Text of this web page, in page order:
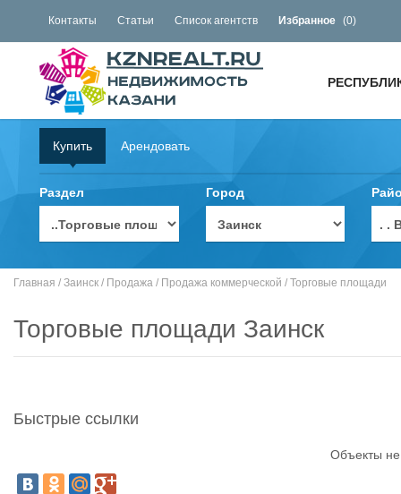
Контакты Статьи Список агентств Избранное (0)
Купить Арендовать
Раздел Город
. .
Главная / Заинск / Продажа / Продажа коммерческой / Торговые площади
Торговые площади Заинск
Быстрые ссылки
Объекты